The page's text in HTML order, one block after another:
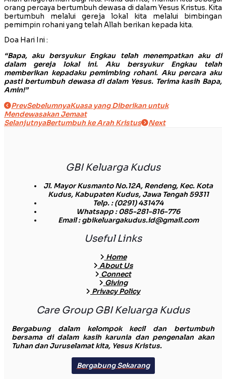
orang percaya bertumbuh dewasa di dalam Yesus Kristus. Kita
bertumbuh melalui gereja lokal kita melalui bimbingan
pemimpin rohani yang telah Allah berikan kepada kita.
Doa Hari Ini :
“Bapa, aku bersyukur Engkau telah menempatkan aku di
dalam gereja lokal ini. Aku bersyukur Engkau telah
memberikan kepadaku pemimbing rohani. Aku percara aku
pasti bertumbuh dewasa di dalam Yesus. Terima kasih Bapa,
Amin!”
PrevSebelumnyaKuasa yang Diberikan untuk
Mendewasakan Jemaat
SelanjutnyaBertumbuh ke Arah Kristus Next
GBI Keluarga Kudus
Jl. Mayor Kusmanto No.12A, Rendeng, Kec. Kota
Kudus, Kabupaten Kudus, Jawa Tengah 59311
Telp.: (0291) 431474
Whatsapp: 085-281-816-776
Email: gbikeluargakudus.id@gmail.com
Useful Links
Home
About Us
Connect
Giving
Privacy Policy
Care Group GBI Keluarga Kudus
Bergabung dalam kelompok kecil dan bertumbuh
bersama di dalam kasih karunia dan pengenalan akan
Tuhan dan Juruselamat kita, Yesus Kristus.
Bergabung Sekarang